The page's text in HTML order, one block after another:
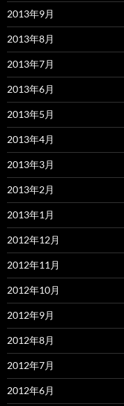
2013年9月
2013年8月
2013年7月
2013年6月
2013年5月
2013年4月
2013年3月
2013年2月
2013年1月
2012年12月
2012年11月
2012年10月
2012年9月
2012年8月
2012年7月
2012年6月